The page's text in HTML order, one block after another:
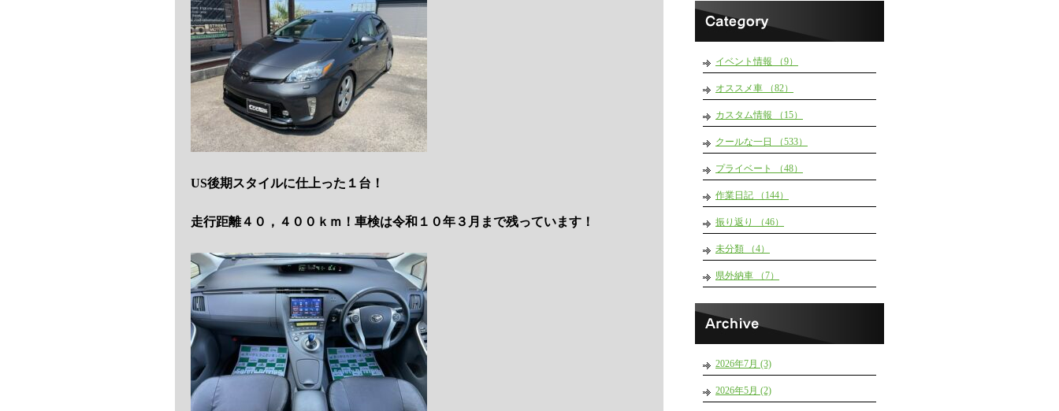
US後期スタイルに仕上った１台！
走行距離４０，４００ｋｍ！車検は令和１０年３月まで残っています！
イベント情報 （9）
オススメ車 （82）
カスタム情報 （15）
クールな一日 （533）
プライベート （48）
作業日記 （144）
振り返り （46）
未分類 （4）
県外納車 （7）
2026年7月 (3)
2026年5月 (2)